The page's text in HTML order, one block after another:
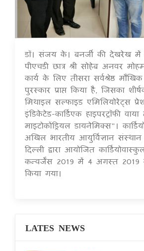
डॉ। संजय के। बनर्जी की देखरेख
पीएचडी छात्र श्री सोहेब अनवर
कार्य के लिए तीसरा सर्वश्रेष्ठ
पुरस्कार प्राप्त किया है, जिसका
मिथाइल सल्फाइड एमिलियोरेट्स
इंडिकेटेड-कार्डिएक हाइपरट्रॉफी
माइटोकोंड्रियल डायनेमिक्स"।
अखिल भारतीय आयुर्विज्ञान
दिल्ली द्वारा आयोजित
कन्वर्जेंस 2019 में 4 अगस्त 2019
किया गया।
LATES NEWS